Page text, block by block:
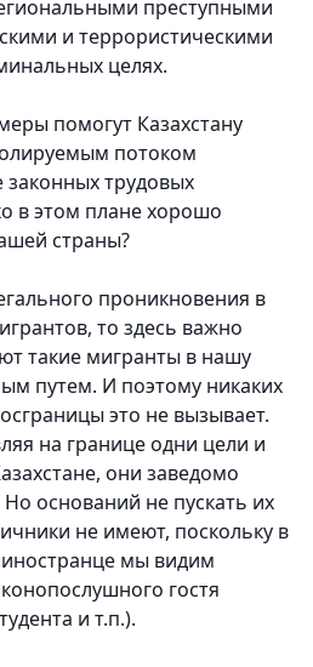
преступными
и террористическими
целях.
помогут Казахстану
потоком
законных трудовых
в этом плане хорошо
страны?
проникновения в
то здесь важно
такие мигранты в нашу
путем. И поэтому никаких
это не вызывает.
на границе одни цели и
они заведомо
оснований не пускать их
не имеют, поскольку в
мы видим
гостя
и т.п.).